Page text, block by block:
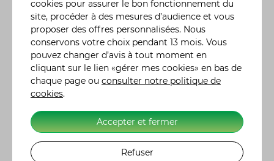
consommation modérée, ce qui en fait un choix
économique pour les trajets quotidiens.
Quelle est la capacité de rangement du
Peugeot Tweet 125 ?
Le Tweet 125 propose un compartiment sous la
selle permettant de ranger un casque jet. Il est
crochet de bagage qui permet de transporter
facilement un sac ou des objets du quotidien.
Pour plus de rangement, vous pouvez installer
un top case à l’arrière, très utile pour le
cookies pour assurer le bon fonctionnement du
site, procéder à des mesures d’audience et vous
proposer des offres personnalisées. Nous
conservons votre choix pendant 13 mois. Vous
pouvez changer d’avis à tout moment en
cliquant sur le lien «gérer mes cookies» en bas de
chaque page ou consulter notre politique de
cookies.
Accepter et fermer
Refuser